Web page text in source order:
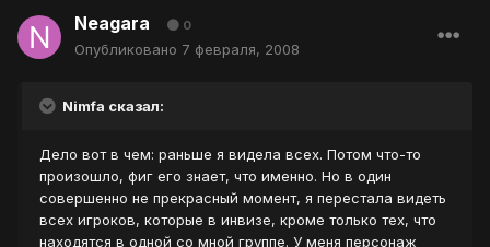
Neagara 0
Опубликовано 7 февраля, 2008
Nimfa сказал:
Дело вот в чем: раньше я видела всех. Потом что-то
произошло, фиг его знает, что именно. Но в один
совершенно не прекрасный момент, я перестала видеть
всех игроков, которые в инвизе, кроме только тех, что
находятся в одной со мной группе. У меня персонаж